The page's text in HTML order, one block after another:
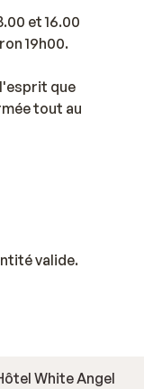
et 16.00
19h00.
que
tout au
valide.
White Angel